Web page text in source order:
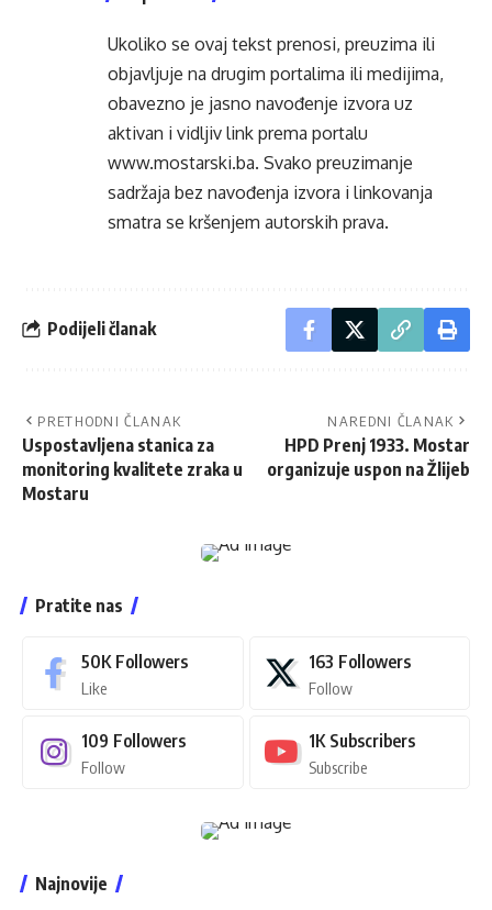
Ukoliko se ovaj tekst prenosi, preuzima ili
objavljuje na drugim portalima ili medijima,
obavezno je jasno navođenje izvora uz
aktivan i vidljiv link prema portalu
www.mostarski.ba. Svako preuzimanje
sadržaja bez navođenja izvora i linkovanja
smatra se kršenjem autorskih prava.
Podijeli članak
PRETHODNI ČLANAK
Uspostavljena stanica za
monitoring kvalitete zraka u
Mostaru
NAREDNI ČLANAK
HPD Prenj 1933. Mostar
organizuje uspon na Žlijeb
Pratite nas
50K Followers
Like
163 Followers
Follow
109 Followers
Follow
1K Subscribers
Subscribe
Najnovije